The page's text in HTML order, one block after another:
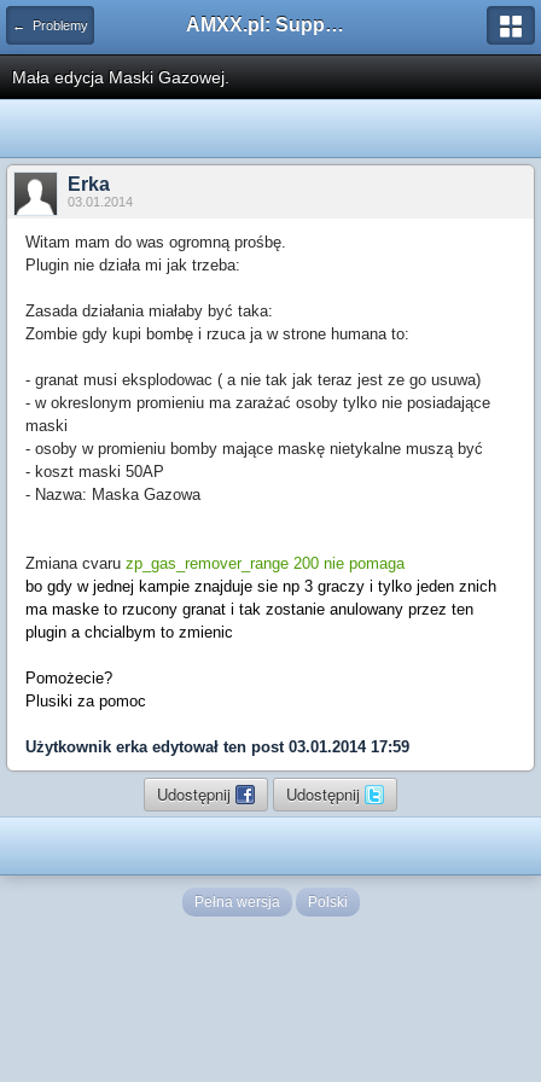
← Problemy AMXX.pl: Support AMX Mod X i SourceMod
Mała edycja Maski Gazowej.
Erka
03.01.2014
Witam mam do was ogromną prośbę.
Plugin nie działa mi jak trzeba:
Zasada działania miałaby być taka:
Zombie gdy kupi bombę i rzuca ja w strone humana to:
- granat musi eksplodowac ( a nie tak jak teraz jest ze go usuwa)
- w okreslonym promieniu ma zarażać osoby tylko nie posiadające
maski
- osoby w promieniu bomby mające maskę nietykalne muszą być
- koszt maski 50AP
- Nazwa: Maska Gazowa
Zmiana cvaru zp_gas_remover_range 200 nie pomaga
bo gdy w jednej kampie znajduje sie np 3 graczy i tylko jeden znich
ma maske to rzucony granat i tak zostanie anulowany przez ten
plugin a chcialbym to zmienic
Pomożecie?
Plusiki za pomoc
Użytkownik erkaedytował ten post 03.01.2014 17:59
Udostępnij Udostępnij
Pełna wersja Polski